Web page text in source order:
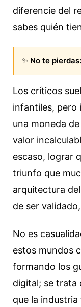
diferencie del
sabes quién
✨ No te pierdas:
Los críticos
infantiles, pero
una moneda
valor
escaso, lograr
triunfo que
arquitectura
de ser
No es
estos mundos
formando los
digital; se trata
que la